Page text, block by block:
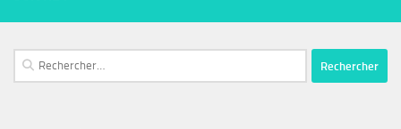
Rechercher :